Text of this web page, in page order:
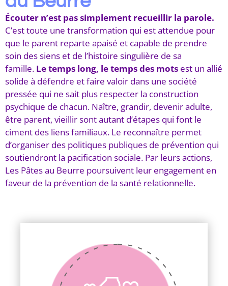
Écouter n’est pas simplement recueillir la parole.
C’est toute une transformation qui est attendue pour
que le parent reparte apaisé et capable de prendre
soin des siens et de l’histoire singulière de sa
famille. Le temps long, le temps des mots est un allié
solide à défendre et faire valoir dans une société
pressée qui ne sait plus respecter la construction
psychique de chacun. Naître, grandir, devenir adulte,
être parent, vieillir sont autant d’étapes qui font le
ciment des liens familiaux. Le reconnaître permet
d’organiser des politiques publiques de prévention qui
soutiendront la pacification sociale. Par leurs actions,
Les Pâtes au Beurre poursuivent leur engagement en
faveur de la prévention de la santé relationnelle.